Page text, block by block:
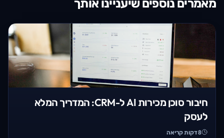
חיבור סוכן מכירות AI ל-CRM: המדריך המלא
לעסק
8דקות קריאה